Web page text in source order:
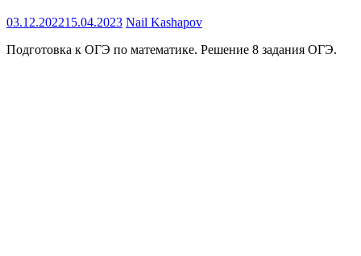
03.12.202215.04.2023 Nail Kashapov
Подготовка к ОГЭ по математике. Решение 8 задания ОГЭ.